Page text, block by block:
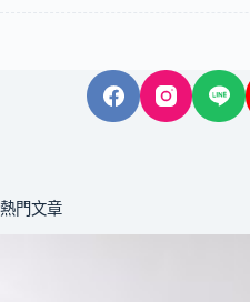
熱門文章